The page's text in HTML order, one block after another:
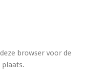
browser voor de
plaats.